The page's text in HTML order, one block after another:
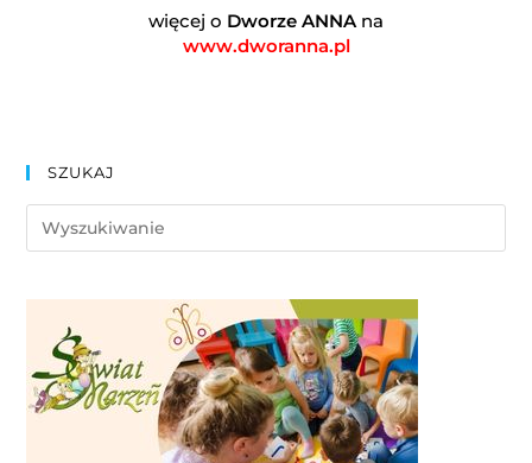
więcej o Dworze ANNAna
www.dworanna.pl
SZUKAJ